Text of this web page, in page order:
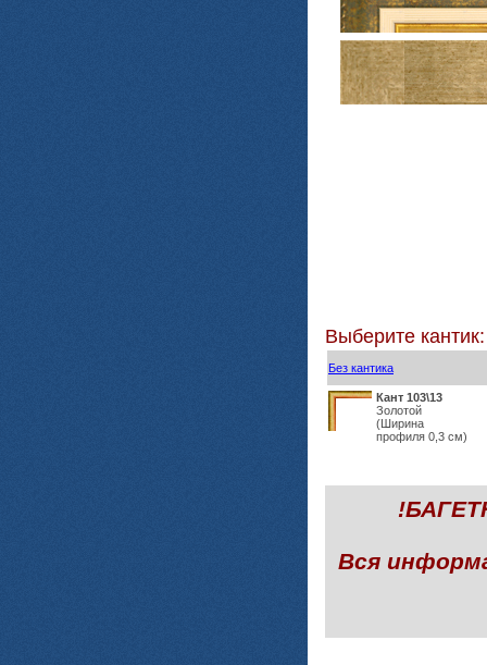
Выберите кантик:
Без кантика
Кант 103\13
Золотой
(Ширина
профиля 0,3 см)
Вся